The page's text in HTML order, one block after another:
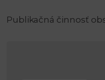
Publikačná činnosť